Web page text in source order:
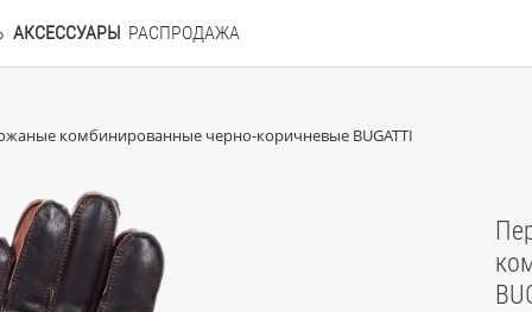
АКСЕССУАРЫ РАСПРОДАЖА
комбинированные черно-коричневые BUGATTI